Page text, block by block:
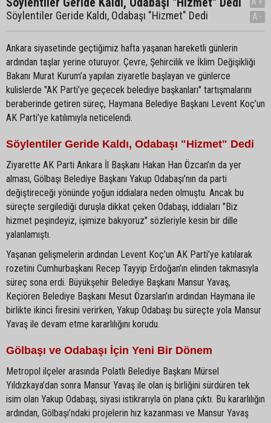
Söylentiler Geride Kaldı, Odabaşı "Hizmet" Dedi
A-
Ankara siyasetinde geçtiğimiz hafta yaşanan hareketli günlerin
ardından taşlar yerine oturuyor. Çevre, Şehircilik ve İklim Değişikliği
Bakanı Murat Kurum’a yapılan ziyaretle başlayan ve günlerce
kulislerde "AK Parti’ye geçecek belediye başkanları" tartışmalarını
beraberinde getiren süreç, Haymana Belediye Başkanı Levent Koç’un
AK Parti’ye katılımıyla neticelendi.
Söylentiler Geride Kaldı, Odabaşı "Hizmet" Dedi
Ziyarette AK Parti Ankara İl Başkanı Hakan Han Özcan’ın da yer
alması, Gölbaşı Belediye Başkanı Yakup Odabaşı’nın da parti
değiştireceği yönünde yoğun iddialara neden olmuştu. Ancak bu
süreçte sergilediği duruşla dikkat çeken Odabaşı, iddiaları "Biz
hizmet peşindeyiz, işimize bakıyoruz" sözleriyle kesin bir dille
yalanlamıştı.
Yaşanan gelişmelerin ardından Levent Koç’un AK Parti’ye katılarak
rozetini Cumhurbaşkanı Recep Tayyip Erdoğan’ın elinden takmasıyla
süreç sona erdi. Büyükşehir Belediye Başkanı Mansur Yavaş,
Keçiören Belediye Başkanı Mesut Özarslan’ın ardından Haymana ile
birlikte ikinci firesini verirken, Yakup Odabaşı bu süreçte yola Mansur
Yavaş ile devam etme kararlılığını korudu.
Gölbaşı ve Odabaşı İçin Yeni Bir Dönem
Metropol ilçeler arasında Polatlı Belediye Başkanı Mürsel
Yıldızkaya’dan sonra Mansur Yavaş ile olan iş birliğini sürdüren tek
isim olan Yakup Odabaşı, siyasi istikrarıyla ön plana çıktı. Bu kararlılığın
ardından, Gölbaşı’ndaki projelerin hız kazanması ve Mansur Yavaş